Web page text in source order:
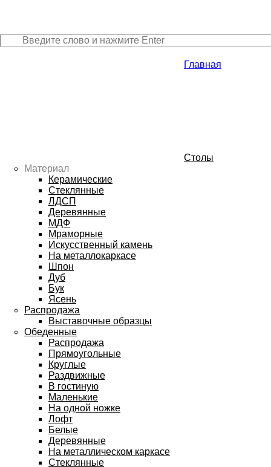
Главная
Столы
Материал
Керамические
Стеклянные
ЛДСП
Деревянные
МДФ
Мраморные
Искусственный камень
На металлокаркасе
Шпон
Дуб
Бук
Ясень
Распродажа
Выставочные образцы
Обеденные
Распродажа
Прямоугольные
Круглые
Раздвижные
В гостиную
Маленькие
На одной ножке
Лофт
Белые
Деревянные
На металлическом каркасе
Стеклянные